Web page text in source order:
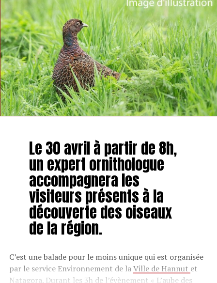
Le 30 avril à partir de 8h,
un expert ornithologue
accompagnera les
visiteurs présents à la
découverte des oiseaux
de la région.
C’est une balade pour le moins unique qui est organisée
par le service Environnement de laVille de Hannut et
Natagora. Durant les 3h de l’évènement « L’aube des